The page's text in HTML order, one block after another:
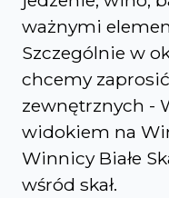
ważnymi
Szczególnie w
chcemy
zewnętrznych -
widokiem na
Winnicy Białe
wśród skał.